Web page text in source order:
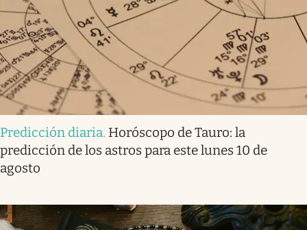
Predicción diaria. Horóscopo de Tauro: la
predicción de los astros para este lunes 10 de
agosto